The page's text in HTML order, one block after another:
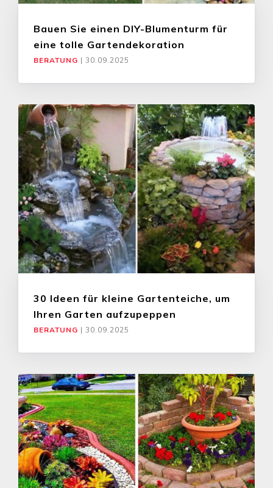
Bauen Sie einen DIY-Blumenturm für
eine tolle Gartendekoration
BERATUNG | 30.09.2025
30 Ideen für kleine Gartenteiche, um
Ihren Garten aufzupeppen
BERATUNG | 30.09.2025